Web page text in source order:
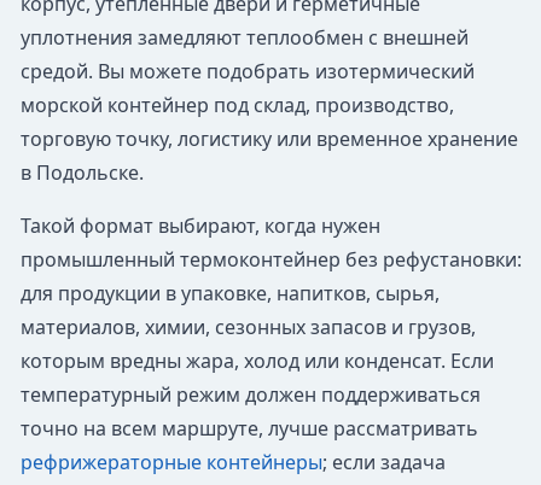
уплотнения замедляют теплообмен с внешней
средой. Вы можете подобрать изотермический
морской контейнер под склад, производство,
торговую точку, логистику или временное хранение
в Подольске.
Такой формат выбирают, когда нужен
промышленный термоконтейнер без рефустановки:
для продукции в упаковке, напитков, сырья,
материалов, химии, сезонных запасов и грузов,
которым вредны жара, холод или конденсат. Если
температурный режим должен поддерживаться
точно на всем маршруте, лучше рассматривать
рефрижераторные контейнеры; если задача